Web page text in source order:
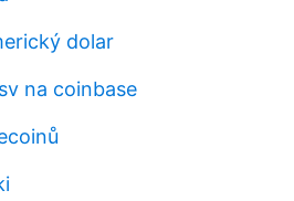
dolar
na coinbase